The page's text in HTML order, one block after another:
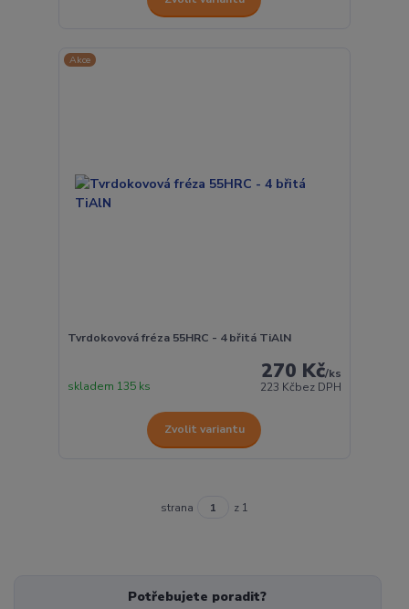
Akce
Tvrdokovová fréza 55HRC - 4 břitá TiAlN
270 Kč/ks
223 Kčbez DPH
skladem 135 ks
Zvolit variantu
strana z 1
Potřebujete poradit?